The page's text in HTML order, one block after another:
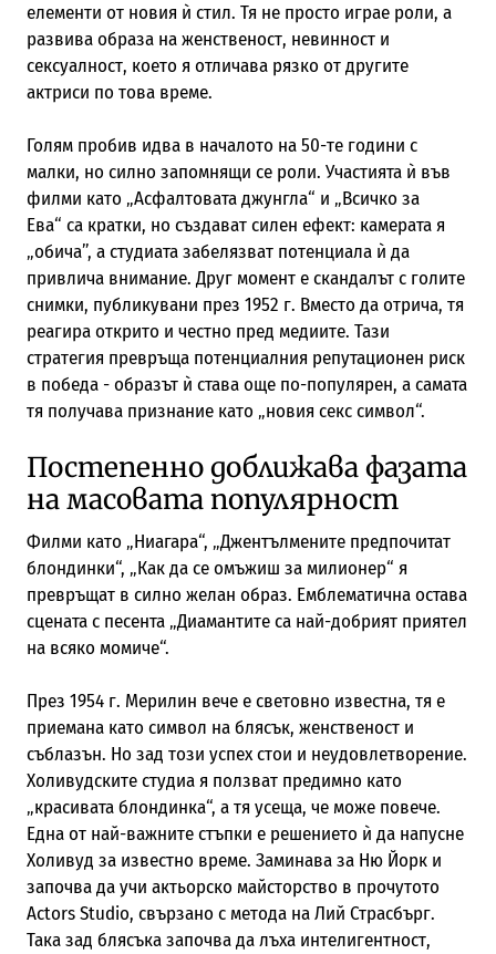
елементи от новия ѝ стил. Тя не просто играе роли, а
развива образа на женственост, невинност и
сексуалност, което я отличава рязко от другите
актриси по това време.
Голям пробив идва в началото на 50-те години с
малки, но силно запомнящи се роли. Участията ѝ във
филми като „Асфалтовата джунгла“ и „Всичко за
Ева“ са кратки, но създават силен ефект: камерата я
„обича”, а студиата забелязват потенциала ѝ да
привлича внимание. Друг момент е скандалът с голите
снимки, публикувани през 1952 г. Вместо да отрича, тя
реагира открито и честно пред медиите. Тази
стратегия превръща потенциалния репутационен риск
в победа - образът ѝ става още по-популярен, а самата
тя получава признание като „новия секс символ“.
Постепенно доближава фазата
на масовата популярност
Филми като „Ниагара“, „Джентълмените предпочитат
блондинки“, „Как да се омъжиш за милионер“ я
превръщат в силно желан образ. Емблематична остава
сцената с песента „Диамантите са най-добрият приятел
на всяко момиче“.
През 1954 г. Мерилин вече е световно известна, тя е
приемана като символ на блясък, женственост и
съблазън. Но зад този успех стои и неудовлетворение.
Холивудските студиа я ползват предимно като
„красивата блондинка“, а тя усеща, че може повече.
Една от най-важните стъпки е решението ѝ да напусне
Холивуд за известно време. Заминава за Ню Йорк и
започва да учи актьорско майсторство в прочутото
Actors Studio, свързано с метода на Лий Страсбърг.
Така зад блясъка започва да лъха интелигентност,